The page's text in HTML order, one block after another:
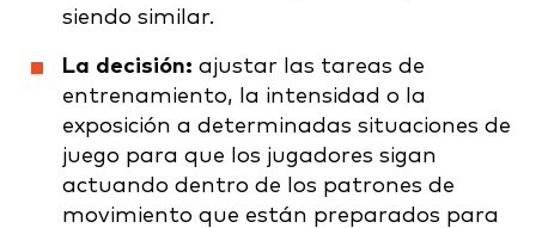
siendo similar.
La decisión: ajustar las tareas de
entrenamiento, la intensidad o la
exposición a determinadas situaciones de
juego para que los jugadores sigan
actuando dentro de los patrones de
movimiento que están preparados para